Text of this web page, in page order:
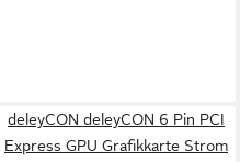
deleyCON deleyCON 6 Pin PCI
Express GPU Grafikkarte Strom